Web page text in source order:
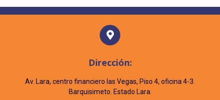
Dirección:
Av. Lara, centro financiero las Vegas, Piso 4, oficina 4-3.
Barquisimeto. Estado Lara.